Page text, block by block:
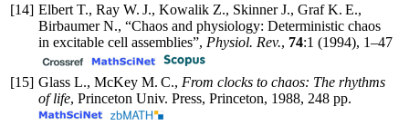
[14] Elbert T., Ray W. J., Kowalik Z., Skinner J., Graf K. E.,
Birbaumer N., “Chaos and physiology: Deterministic chaos
in excitable cell assemblies”, Physiol. Rev., 74:1 (1994), 1–47
[15] Glass L., McKey M. C., From clocks to chaos: The rhythms
of life, Princeton Univ. Press, Princeton, 1988, 248 pp.